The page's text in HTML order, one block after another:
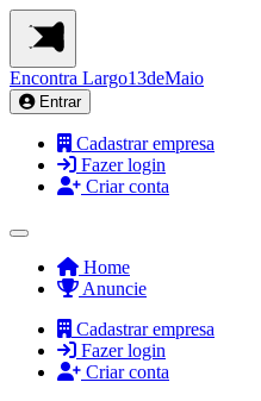
Encontra Largo13deMaio
Entrar
Cadastrar empresa
Fazer login
Criar conta
Home
Anuncie
Cadastrar empresa
Fazer login
Criar conta